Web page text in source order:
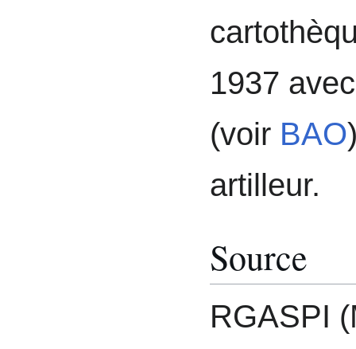
1937
(voir BAO
artilleur.
Source
RGASPI